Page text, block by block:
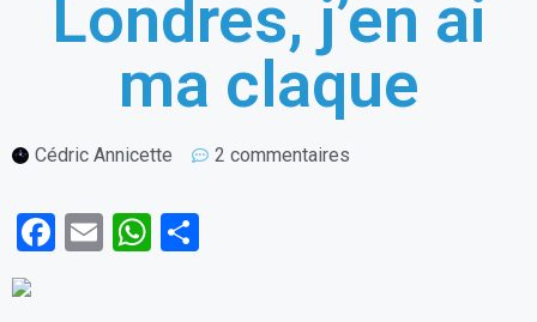
Londres, j’en ai
ma claque
Cédric Annicette 2 commentaires
F
E
W